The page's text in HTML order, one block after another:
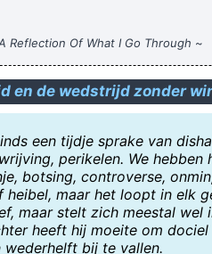
Reflection Of What I Go Through ~
Lenny Kravitz
tem vurige wéék nog moote
25 ste naar carat rerion @ illusion
snel, de haas achterhaalt hem wel
nothing special
half uit zen kozijnen! Tof...* mijn*
en de wedstrijd zonder
een tijdje sprake van
perikelen. We hebben
botsing, controverse,
maar het loopt in elk
, maar stelt zich meestal wel
heeft hij moeite om
bij te vallen.